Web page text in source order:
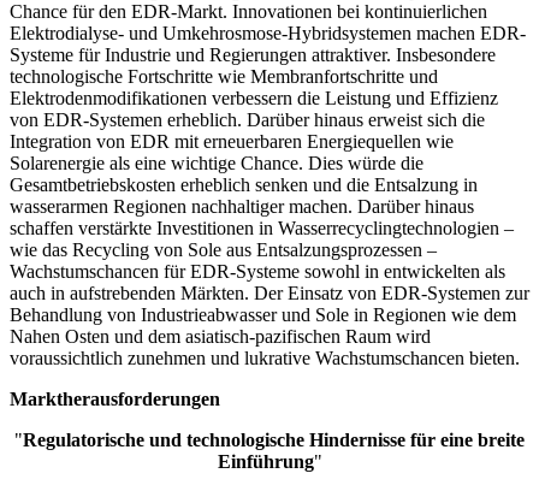
Chance für den EDR-Markt. Innovationen bei kontinuierlichen
Elektrodialyse- und Umkehrosmose-Hybridsystemen machen EDR-
Systeme für Industrie und Regierungen attraktiver. Insbesondere
technologische Fortschritte wie Membranfortschritte und
Elektrodenmodifikationen verbessern die Leistung und Effizienz
von EDR-Systemen erheblich. Darüber hinaus erweist sich die
Integration von EDR mit erneuerbaren Energiequellen wie
Solarenergie als eine wichtige Chance. Dies würde die
Gesamtbetriebskosten erheblich senken und die Entsalzung in
wasserarmen Regionen nachhaltiger machen. Darüber hinaus
schaffen verstärkte Investitionen in Wasserrecyclingtechnologien –
wie das Recycling von Sole aus Entsalzungsprozessen –
Wachstumschancen für EDR-Systeme sowohl in entwickelten als
auch in aufstrebenden Märkten. Der Einsatz von EDR-Systemen zur
Behandlung von Industrieabwasser und Sole in Regionen wie dem
Nahen Osten und dem asiatisch-pazifischen Raum wird
voraussichtlich zunehmen und lukrative Wachstumschancen bieten.
Marktherausforderungen
"Regulatorische und technologische Hindernisse für eine breite
Einführung"